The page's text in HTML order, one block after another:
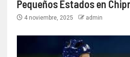
Pequeños Estados en
4 noviembre, 2025 admin